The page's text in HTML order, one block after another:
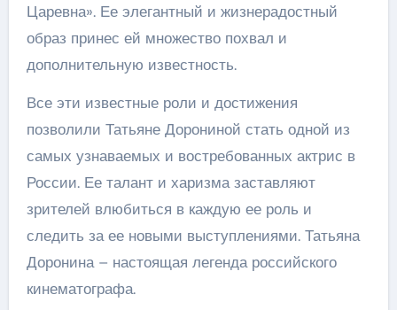
Царевна». Ее элегантный и жизнерадостный
образ принес ей множество похвал и
дополнительную известность.
Все эти известные роли и достижения
позволили Татьяне Дорониной стать одной из
самых узнаваемых и востребованных актрис в
России. Ее талант и харизма заставляют
зрителей влюбиться в каждую ее роль и
следить за ее новыми выступлениями. Татьяна
Доронина – настоящая легенда российского
кинематографа.